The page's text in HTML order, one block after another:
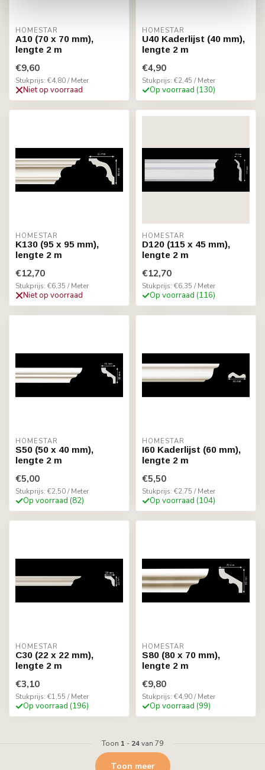
HOMESTAR
A10 (70 x 70 mm),
lengte 2 m
€9,60
Stukprijs: €4,80 / Meter
Niet op voorraad
HOMESTAR
U40 Kaderlijst (40 mm),
lengte 2 m
€4,90
Stukprijs: €2,45 / Meter
Op voorraad (130)
HOMESTAR
K130 (95 x 95 mm),
lengte 2 m
€12,70
Stukprijs: €6,35 / Meter
Niet op voorraad
HOMESTAR
D120 (115 x 45 mm),
lengte 2 m
€12,70
Stukprijs: €6,35 / Meter
Op voorraad (116)
HOMESTAR
S50 (50 x 40 mm),
lengte 2 m
€5,00
Stukprijs: €2,50 / Meter
Op voorraad (82)
HOMESTAR
I60 Kaderlijst (60 mm),
lengte 2 m
€5,50
Stukprijs: €2,75 / Meter
Op voorraad (104)
HOMESTAR
C30 (22 x 22 mm),
lengte 2 m
€3,10
Stukprijs: €1,55 / Meter
Op voorraad (196)
HOMESTAR
S80 (80 x 70 mm),
lengte 2 m
€9,80
Stukprijs: €4,90 / Meter
Op voorraad (99)
Toon 1 - 24van 79
Toon meer